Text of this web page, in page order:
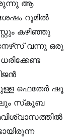
ആ
റൂമിൽ
കഴിഞ്ഞു
വന്നു ഒരു
ഫെതേർ ഷൂ
സ്‌കൂബ